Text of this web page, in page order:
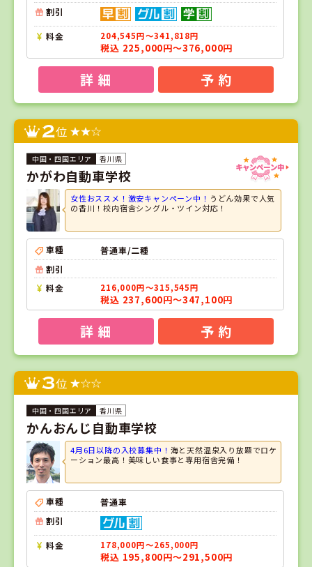
割引
料金 204,545円～341,818円
税込 225,000円～376,000円
詳 細 予 約
2位
香川県
かがわ自動車学校
女性おススメ！激安キャンペーン中！ うどん効果で人気
の香川！校内宿舎シングル・ツイン対応！
車種
普通車/二種
割引
料金
216,000円～315,545円
税込 237,600円～347,100円
詳 細 予 約
3位
香川県
かんおんじ自動車学校
4月6日以降の入校募集中！ 海と天然温泉入り放題でロケ
ーション最高！美味しい食事と専用宿舎完備！
車種
普通車
割引
料金 178,000円～265,000円
税込 195,800円～291,500円